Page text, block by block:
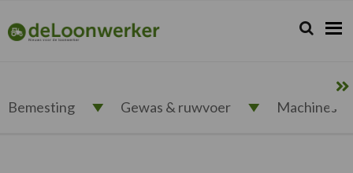
de
hoofdnavigatie
de
hoofd
de
eerste
de
voettekst
deloonwerker.nl Zoeken...
Zoek
Bemesting Gewas & ruwvoer Machines